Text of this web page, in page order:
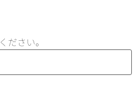
ださい。